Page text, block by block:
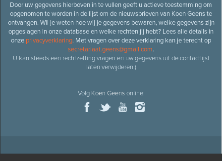
Door uw gegevens hierboven in te vullen geeft u actieve toestemming om
opgenomen te worden in de lijst om de nieuwsbrieven van Koen Geens te
ontvangen. Wil je weten hoe wij je gegevens bewaren, welke gegevens zijn
opgeslagen in onze database en welke rechten jij hebt? Lees alle details in
onze privacyverklaring. Met vragen over deze verklaring kan je terecht op
secretariaat.geens@gmail.com.
U kan steeds een rechtzetting vragen en uw gegevens uit de contactlijst
laten verwijderen.)
Volg Koen Geensonline: